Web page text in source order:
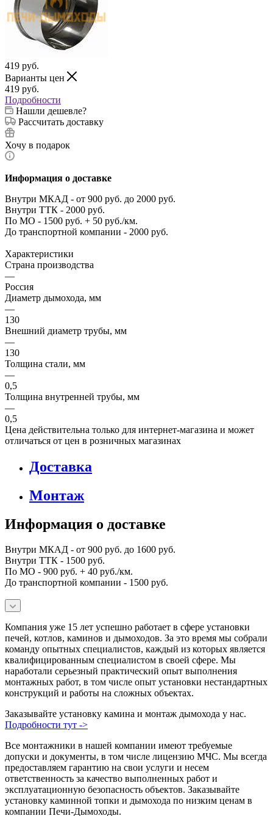
419 руб.
Варианты цен
419 руб.
Подробности
Нашли дешевле?
Рассчитать доставку
Хочу в подарок
Информация о доставке
Внутри МКАД - от 900 руб. до 2000 руб.
Внутри ТТК - 2000 руб.
По МО - 1500 руб. + 50 руб./км.
До транспортной компании - 2000 руб.
Характеристики
Страна производства
—
Россия
Диаметр дымохода, мм
—
130
Внешний диаметр трубы, мм
—
130
Толщина стали, мм
—
0,5
Толщина внутренней трубы, мм
—
0,5
Цена действительна только для интернет-магазина и может
отличаться от цен в розничных магазинах
Доставка
Монтаж
Информация о доставке
Внутри МКАД - от 900 руб. до 1600 руб.
Внутри ТТК - 1500 руб.
По МО - 900 руб. + 40 руб./км.
До транспортной компании - 1500 руб.
Компания уже 15 лет успешно работает в сфере установки
печей, котлов, каминов и дымоходов. За это время мы собрали
команду опытных специалистов, каждый из которых является
квалифицированным специалистом в своей сфере. Мы
наработали серьезный практический опыт выполнения
монтажных работ, в том числе опыт установки нестандартных
конструкций и работы на сложных объектах.
Заказывайте установку камина и монтаж дымохода у нас.
Подробности тут ->
Все монтажники в нашей компании имеют требуемые
допуски и документы, в том числе лицензию МЧС. Мы всегда
предоставляем гарантию на свои услуги и несем
ответственность за качество выполненных работ и
эксплуатационную безопасность объектов. Заказывайте
установку каминной топки и дымохода по низким ценам в
компании Печи-Дымоходы.